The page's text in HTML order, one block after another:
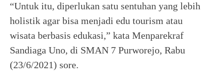
“Untuk itu, diperlukan satu sentuhan yang lebih
holistik agar bisa menjadi edu tourism atau
wisata berbasis edukasi,” kata Menparekraf
Sandiaga Uno, di SMAN 7 Purworejo, Rabu
(23/6/2021) sore.